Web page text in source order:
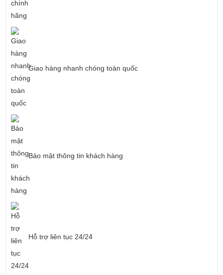
Giao hàng nhanh chóng toàn quốc
Bảo mật thông tin khách hàng
Hỗ trợ liên tục 24/24